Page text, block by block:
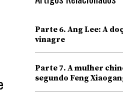
Parte 6. Ang Lee: A
vinagre
Parte 7. A mulher
segundo Feng